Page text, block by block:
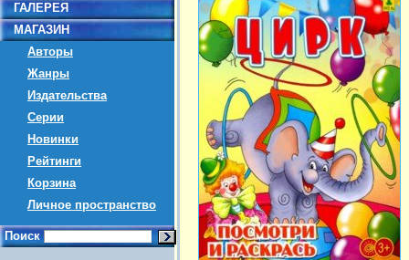
ГАЛЕРЕЯ
МАГАЗИН
Авторы
Жанры
Издательства
Серии
Новинки
Рейтинги
Корзина
Личное пространство
Поиск